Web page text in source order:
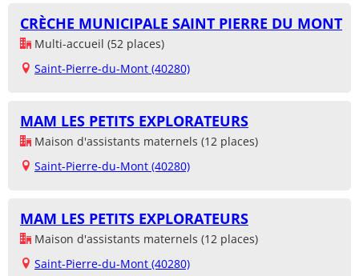
CRÈCHE MUNICIPALE SAINT PIERRE DU MONT
Multi-accueil (52 places)
Saint-Pierre-du-Mont (40280)
MAM LES PETITS EXPLORATEURS
Maison d'assistants maternels (12 places)
Saint-Pierre-du-Mont (40280)
MAM LES PETITS EXPLORATEURS
Maison d'assistants maternels (12 places)
Saint-Pierre-du-Mont (40280)